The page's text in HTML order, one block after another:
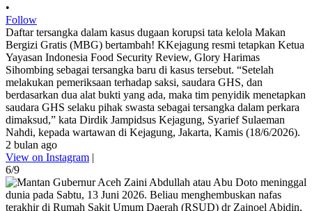
•
Follow
Daftar tersangka dalam kasus dugaan korupsi tata kelola Makan
Bergizi Gratis (MBG) bertambah! KKejagung resmi tetapkan Ketua
Yayasan Indonesia Food Security Review, Glory Harimas
Sihombing sebagai tersangka baru di kasus tersebut. “Setelah
melakukan pemeriksaan terhadap saksi, saudara GHS, dan
berdasarkan dua alat bukti yang ada, maka tim penyidik menetapkan
saudara GHS selaku pihak swasta sebagai tersangka dalam perkara
dimaksud,” kata Dirdik Jampidsus Kejagung, Syarief Sulaeman
Nahdi, kepada wartawan di Kejagung, Jakarta, Kamis (18/6/2026).
2 bulan ago
View on Instagram |
6/9